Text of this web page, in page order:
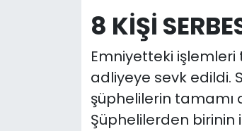
8 KİŞİ
Emniyetteki
adliyeye sevk edildi.
şüphelilerin tamamı
Şüphelilerden birinin